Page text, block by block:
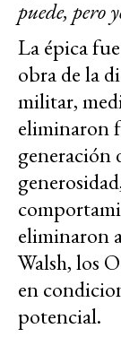
puede, pero
La épica
obra de la
militar,
eliminaron
generación
eliminaron
Walsh, los
en
potencial.